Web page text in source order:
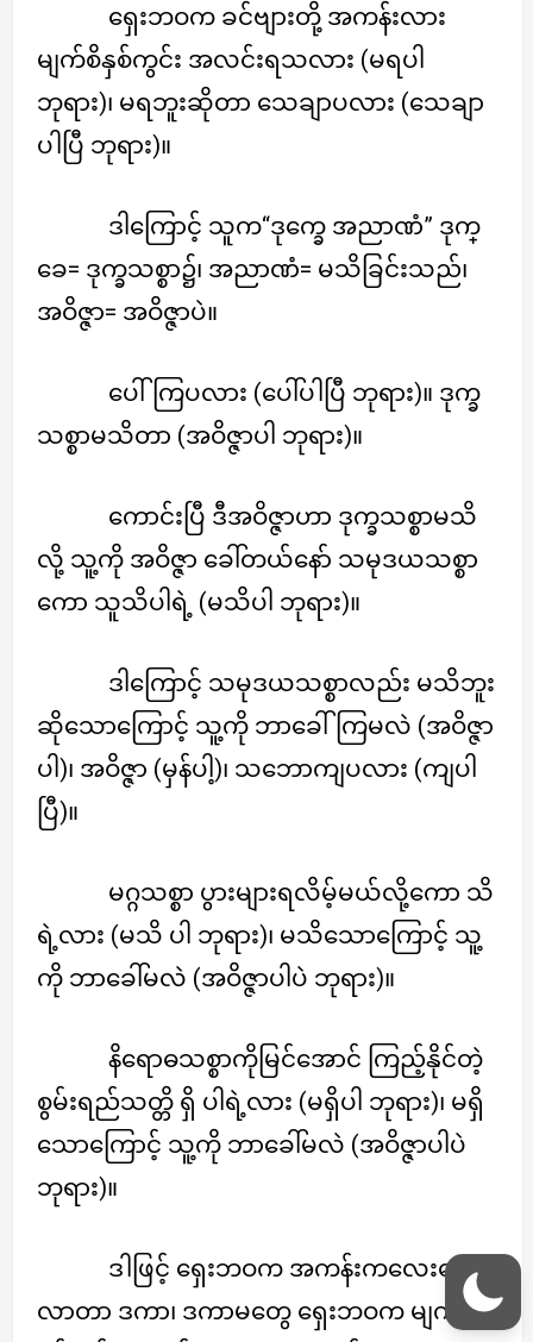
ရှေးဘဝက ခင်ဗျားတို့ အကန်းလား
မျက်စိနှစ်ကွင်း အလင်းရသလား (မရပါ
ဘုရား)၊ မရဘူးဆိုတာ သေချာပလား (သေချာ
ပါပြီ ဘုရား)။
ဒါကြောင့် သူက“ဒုက္ခေ အညာဏံ” ဒုက္
ခေ= ဒုက္ခသစ္စာ၌၊ အညာဏံ= မသိခြင်းသည်၊
အဝိဇ္ဇာ= အဝိဇ္ဇာပဲ။
ပေါ်ကြပလား (ပေါ်ပါပြီ ဘုရား)။ ဒုက္ခ
သစ္စာမသိတာ (အဝိဇ္ဇာပါ ဘုရား)။
ကောင်းပြီ ဒီအဝိဇ္ဇာဟာ ဒုက္ခသစ္စာမသိ
လို့ သူ့ကို အဝိဇ္ဇာ ခေါ်တယ်နော် သမုဒယသစ္စာ
ကော သူသိပါရဲ့ (မသိပါ ဘုရား)။
ဒါကြောင့် သမုဒယသစ္စာလည်း မသိဘူး
ဆိုသောကြောင့် သူ့ကို ဘာခေါ်ကြမလဲ (အဝိဇ္ဇာ
ပါ)၊ အဝိဇ္ဇာ (မှန်ပါ့)၊ သဘောကျပလား (ကျပါ
ပြီ)။
မဂ္ဂသစ္စာ ပွားများရလိမ့်မယ်လို့ကော သိ
ရဲ့လား (မသိ ပါ ဘုရား)၊ မသိသောကြောင့် သူ့
ကို ဘာခေါ်မလဲ (အဝိဇ္ဇာပါပဲ ဘုရား)။
နိရောဓသစ္စာကိုမြင်အောင် ကြည့်နိုင်တဲ့
စွမ်းရည်သတ္တိ ရှိ ပါရဲ့လား (မရှိပါ ဘုရား)၊ မရှိ
သောကြောင့် သူ့ကို ဘာခေါ်မလဲ (အဝိဇ္ဇာပါပဲ
ဘုရား)။
ဒါဖြင့် ရှေးဘဝက အကန်းကလေးမွေး
လာတာ ဒကာ၊ ဒကာမတွေ ရှေးဘဝက မျက်စိ